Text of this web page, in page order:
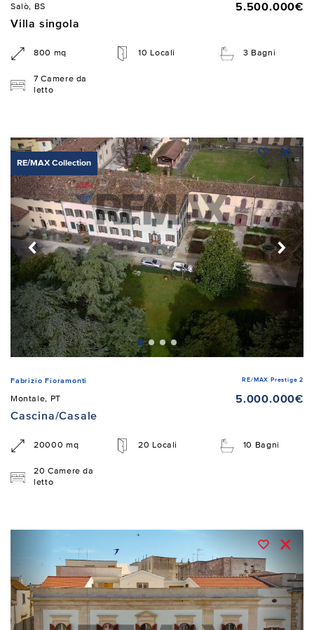
Salò, BS
5.500.000€
Villa singola
800 mq 10 Locali 3 Bagni
7 Camere da
letto
RE/MAX Collection
Fabrizio Fioramonti RE/MAX Prestige 2
Montale, PT
5.000.000€
Cascina/Casale
20000 mq 20 Locali 10 Bagni
20 Camere da
letto